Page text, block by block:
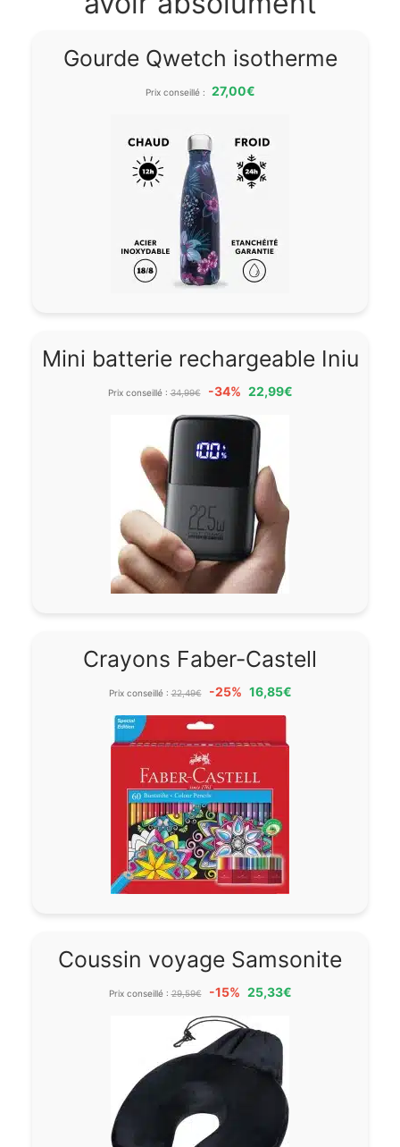
Gourde Qwetch isotherme
Prix conseillé : 27,00€
Mini batterie rechargeable Iniu
Prix conseillé :34,99€ -34% 22,99€
Crayons Faber-Castell
Prix conseillé :22,49€ -25% 16,85€
Coussin voyage Samsonite
Prix conseillé :29,59€ -15% 25,33€